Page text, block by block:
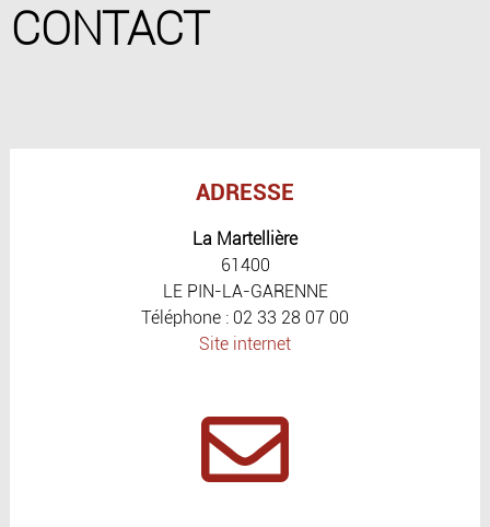
CONTACT
ADRESSE
La Martellière
61400
LE PIN-LA-GARENNE
Téléphone : 02 33 28 07 00
Site internet